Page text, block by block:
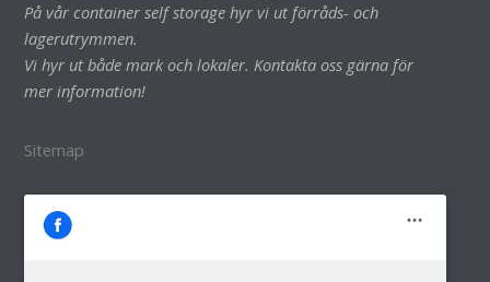
På vår container self storage hyr vi ut förråds- och
lagerutrymmen.
Vi hyr ut både mark och lokaler. Kontakta oss gärna för
mer information!
Sitemap